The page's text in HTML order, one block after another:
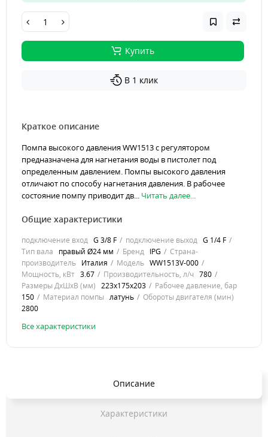
Купить
В 1 клик
Краткое описание
Помпа высокого давления WW1513 с регулятором
предназначена для нагнетания воды в пистолет под
определенным давлением. Помпы высокого давления
отличают по способу нагнетания давления. В рабочее
состояние помпу приводит дв... Читать далее...
Общие характеристики
подключение вход G 3/8 F подключение выход G 1/4 F
Тип вала
правый Ø24 мм Бренд IPG
Страна-
производитель Италия Модель WW1513V-000
Мощность, кВт 3.67 Производительность, л/ч 780
Размеры ДхШхВ (мм) 223х175х203
Рабочее давление, бар
150
Материал помпы латунь
Обороты двигателя (мин)
2800
Все характеристики
Описание
Характеристики